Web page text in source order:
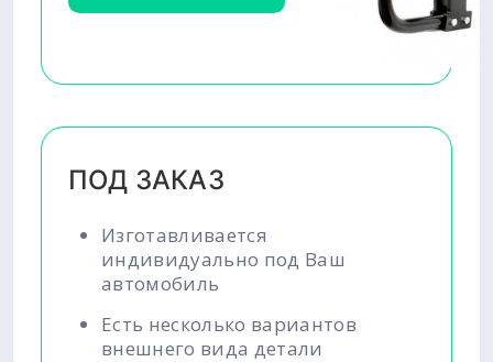
ПОД ЗАКАЗ
Изготавливается
индивидуально под Ваш
автомобиль
Есть несколько вариантов
внешнего вида детали